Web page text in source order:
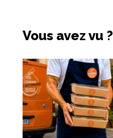
Vous avez vu ?